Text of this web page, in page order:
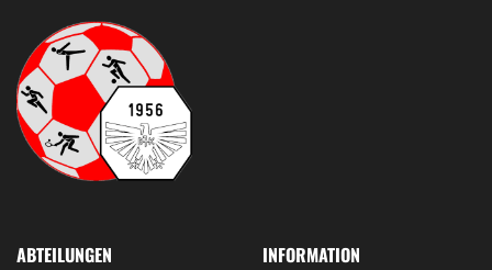
ABTEILUNGEN
INFORMATION